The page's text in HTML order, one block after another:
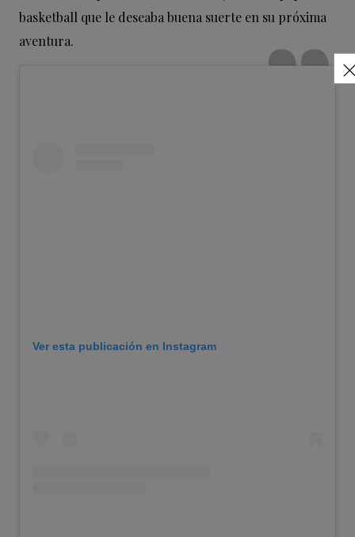
basketball que le deseaba buena suerte en su próxima
aventura.
Ver esta publicación en Instagram